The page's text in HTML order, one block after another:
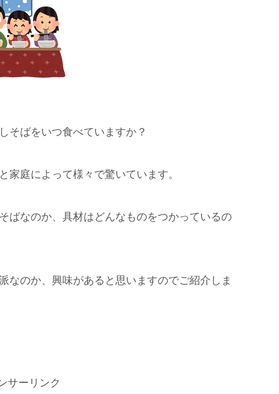
そばをいつ食べていますか？
家庭によって様々で驚いています。
ばなのか、具材はどんなものをつかっているの
なのか、興味があると思いますのでご紹介しま
サーリンク